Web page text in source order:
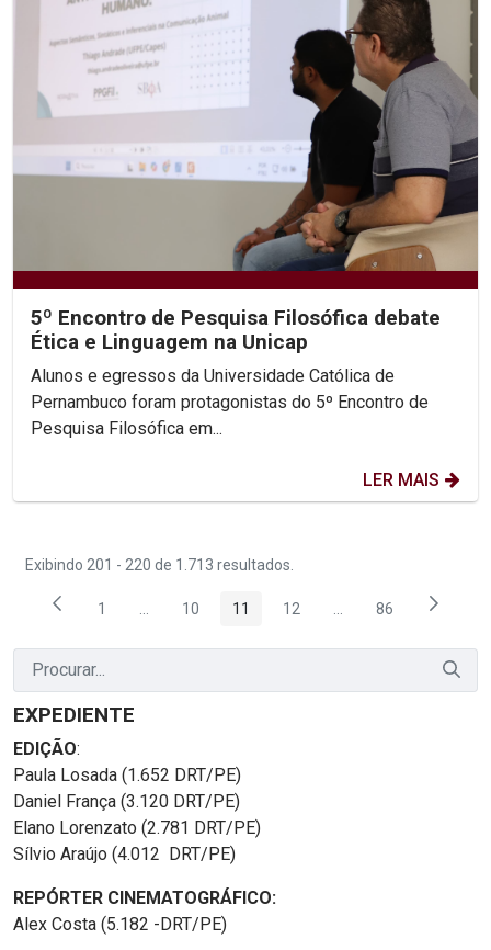
5º Encontro de Pesquisa Filosófica debate
Ética e Linguagem na Unicap
Alunos e egressos da Universidade Católica de
Pernambuco foram protagonistas do 5º Encontro de
Pesquisa Filosófica em...
LER MAIS
Exibindo 201 - 220 de 1.713 resultados.
Página
1 Páginas intermediárias Usar ABA para navegar.
Página
10 Página
11 Página
12 PáginasPágina
86
EXPEDIENTE
EDIÇÃO:
Paula Losada (1.652 DRT/PE)
Daniel França (3.120 DRT/PE)
Elano Lorenzato (2.781 DRT/PE)
Sílvio Araújo (4.012 DRT/PE)
REPÓRTER CINEMATOGRÁFICO:
Alex Costa (5.182 -DRT/PE)